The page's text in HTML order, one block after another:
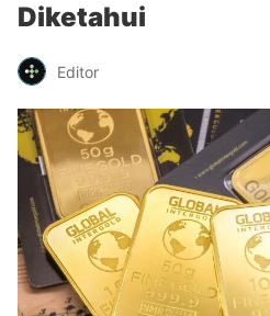
Diketahui
Editor